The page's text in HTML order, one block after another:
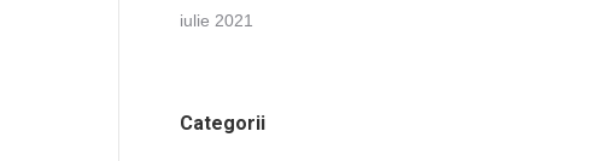
iulie 2021
Categorii